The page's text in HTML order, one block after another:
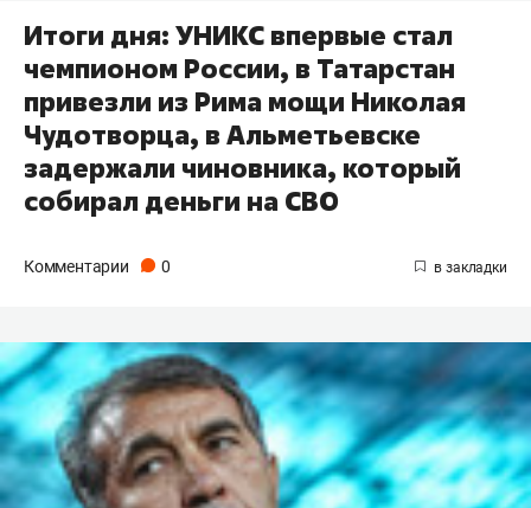
Итоги дня: УНИКС впервые стал
чемпионом России, в Татарстан
привезли из Рима мощи Николая
Чудотворца, в Альметьевске
задержали чиновника, который
собирал деньги на СВО
Комментарии 0